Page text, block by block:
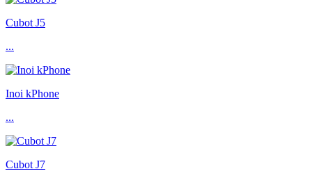
Cubot J5
...
Inoi kPhone
...
Cubot J7